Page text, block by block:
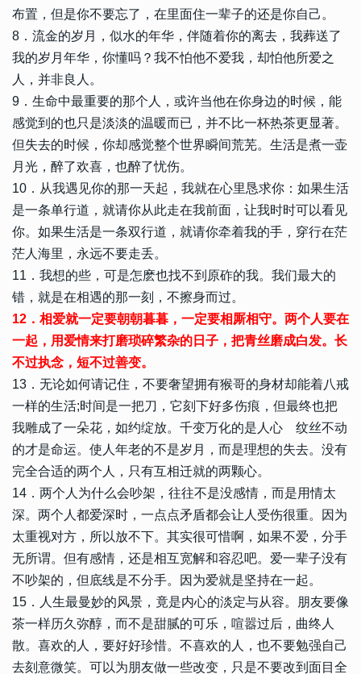
布置，但是你不要忘了，在里面住一辈子的还是你自己。
8．流金的岁月，似水的年华，伴随着你的离去，我葬送了
我的岁月年华，你懂吗？我不怕他不爱我，却怕他所爱之
人，并非良人。
9．生命中最重要的那个人，或许当他在你身边的时候，能
感觉到的也只是淡淡的温暖而已，并不比一杯热茶更显著。
但失去的时候，你却感觉整个世界瞬间荒芜。生活是煮一壶
月光，醉了欢喜，也醉了忧伤。
10．从我遇见你的那一天起，我就在心里恳求你：如果生活
是一条单行道，就请你从此走在我前面，让我时时可以看见
你。如果生活是一条双行道，就请你牵着我的手，穿行在茫
茫人海里，永远不要走丢。
11．我想的些，可是怎麽也找不到原砟的我。我们最大的
错，就是在相遇的那一刻，不擦身而过。
12．相爱就一定要朝朝暮暮，一定要相厮相守。两个人要在
一起，用爱情来打磨琐碎繁杂的日子，把青丝磨成白发。长
不过执念，短不过善变。
13．无论如何请记住，不要奢望拥有猴哥的身材却能着八戒
一样的生活;时间是一把刀，它刻下好多伤痕，但最终也把
我雕成了一朵花，如约绽放。千变万化的是人心 纹丝不动
的才是命运。使人年老的不是岁月，而是理想的失去。没有
完全合适的两个人，只有互相迁就的两颗心。
14．两个人为什么会吵架，往往不是没感情，而是用情太
深。两个人都爱深时，一点点矛盾都会让人受伤很重。因为
太重视对方，所以放不下。其实很可惜啊，如果不爱，分手
无所谓。但有感情，还是相互宽解和容忍吧。爱一辈子没有
不吵架的，但底线是不分手。因为爱就是坚持在一起。
15．人生最曼妙的风景，竟是内心的淡定与从容。朋友要像
茶一样历久弥醇，而不是甜腻的可乐，喧嚣过后，曲终人
散。喜欢的人，要好好珍惜。不喜欢的人，也不要勉强自己
去刻意微笑。可以为朋友做一些改变，只是不要改到面目全